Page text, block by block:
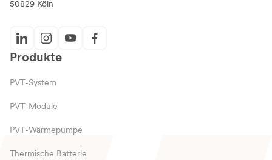
50829 Köln
Produkte
PVT-System
PVT-Module
PVT-Wärmepumpe
Thermische Batterie